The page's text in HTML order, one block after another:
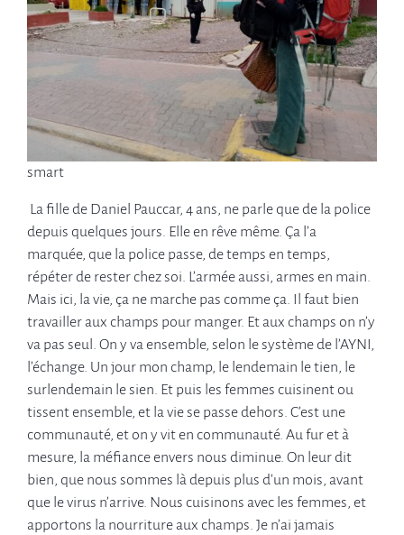
smart
La fille de Daniel Pauccar, 4 ans, ne parle que de la police
depuis quelques jours. Elle en rêve même. Ça l’a
marquée, que la police passe, de temps en temps,
répéter de rester chez soi. L’armée aussi, armes en main.
Mais ici, la vie, ça ne marche pas comme ça. Il faut bien
travailler aux champs pour manger. Et aux champs on n’y
va pas seul. On y va ensemble, selon le système de l’AYNI,
l’échange. Un jour mon champ, le lendemain le tien, le
surlendemain le sien. Et puis les femmes cuisinent ou
tissent ensemble, et la vie se passe dehors. C’est une
communauté, et on y vit en communauté. Au fur et à
mesure, la méfiance envers nous diminue. On leur dit
bien, que nous sommes là depuis plus d’un mois, avant
que le virus n’arrive. Nous cuisinons avec les femmes, et
apportons la nourriture aux champs. Je n’ai jamais